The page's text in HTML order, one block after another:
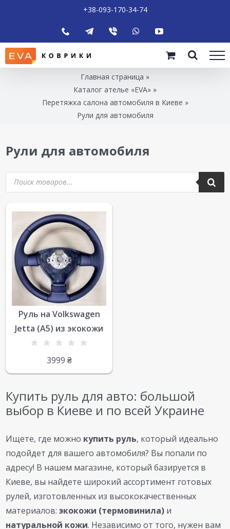
+38-093-170-34-74
Главная страница »
Каталог ателье «EVA» »
Перетяжка салона автомобиля в Киеве »
Рули для автомобиля
Рули для автомобиля
Руль на Volkswagen
Jetta (A5) из экокожи
3999 ₴
Купить руль для авто: большой
выбор в Киеве и по всей Украине
Ищете, где можно купить руль, который идеально
подойдет для вашего автомобиля? Вы попали по
адресу! В нашем магазине, который базируется в
Киеве, вы найдете широкий ассортимент готовых
рулей, изготовленных из высококачественных
материалов: экокожи (термовинила) и
натуральной кожи. Независимо от того, нужен вам